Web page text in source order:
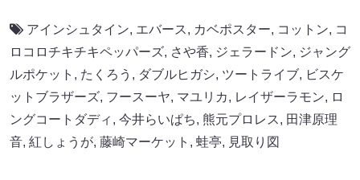
アインシュタイン, エバース, カベポスター, コットン, コ
ロコロチキチキペッパーズ, さや香, ジェラードン, ジャング
ルポケット , たくろう , ダブルヒガシ, ツートライブ, ビスケ
ットブラザーズ, フースーヤ, マユリカ, レイザーラモン, ロ
ングコートダディ , 今井らいぱち, 熊元プロレス, 田津原理
音, 紅しょうが, 藤崎マーケット , 蛙亭, 見取り図